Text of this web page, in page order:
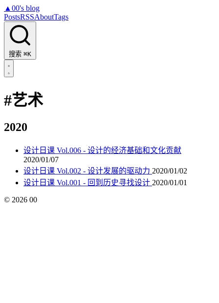
▲ 00's blog
PostsRSSAboutTags
搜索 ⌘K
#艺术
2020
设计日课 Vol.006 - 设计的经济基础和文化贡献
2020/01/07
设计日课 Vol.002 - 设计发展的驱动力 2020/01/02
设计日课 Vol.001 - 回到历史寻找设计 2020/01/01
© 2026 00